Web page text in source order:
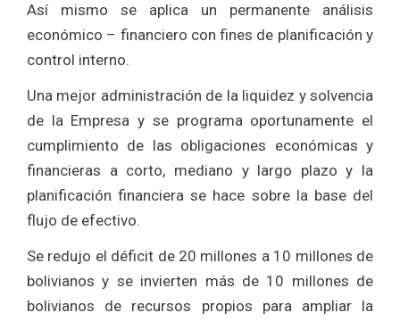
Así mismo se aplica un permanente análisis
económico – financiero con fines de planificación y
control interno.
Una mejor administración de la liquidez y solvencia
de la Empresa y se programa oportunamente el
cumplimiento de las obligaciones económicas y
financieras a corto, mediano y largo plazo y la
planificación financiera se hace sobre la base del
flujo de efectivo.
Se redujo el déficit de 20 millones a 10 millones de
bolivianos y se invierten más de 10 millones de
bolivianos de recursos propios para ampliar la